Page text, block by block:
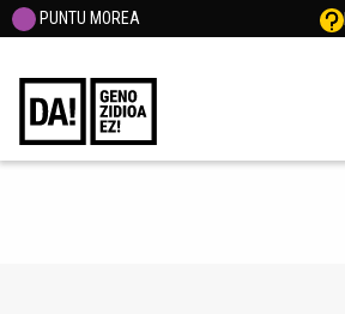
PUNTU MOREA